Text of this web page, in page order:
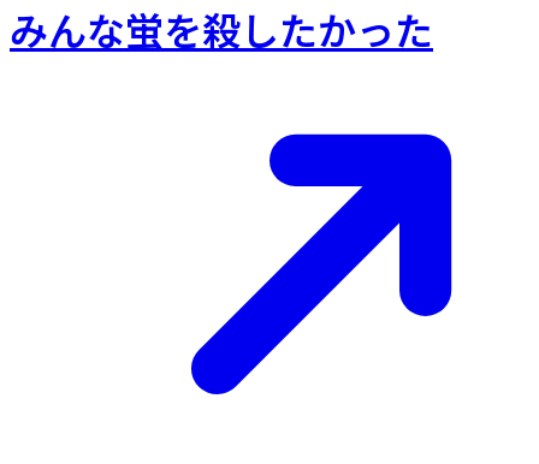
みんな蛍を殺したかった